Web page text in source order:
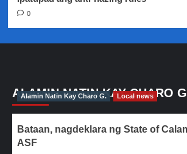
0
ALAMIN NATIN KAY CHARO
Alamin Natin Kay Charo G. Local news
Bataan, nagdeklara ng State of
ASF